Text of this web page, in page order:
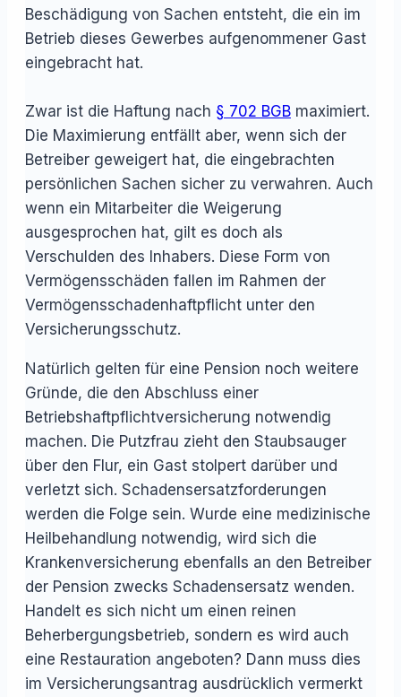
Beschädigung von Sachen entsteht, die ein im
Betrieb dieses Gewerbes aufgenommener Gast
eingebracht hat.
Zwar ist die Haftung nach § 702 BGB maximiert.
Die Maximierung entfällt aber, wenn sich der
Betreiber geweigert hat, die eingebrachten
persönlichen Sachen sicher zu verwahren. Auch
wenn ein Mitarbeiter die Weigerung
ausgesprochen hat, gilt es doch als
Verschulden des Inhabers. Diese Form von
Vermögensschäden fallen im Rahmen der
Vermögensschadenhaftpflicht unter den
Versicherungsschutz.
Natürlich gelten für eine Pension noch weitere
Gründe, die den Abschluss einer
Betriebshaftpflichtversicherung notwendig
machen. Die Putzfrau zieht den Staubsauger
über den Flur, ein Gast stolpert darüber und
verletzt sich. Schadensersatzforderungen
werden die Folge sein. Wurde eine medizinische
Heilbehandlung notwendig, wird sich die
Krankenversicherung ebenfalls an den Betreiber
der Pension zwecks Schadensersatz wenden.
Handelt es sich nicht um einen reinen
Beherbergungsbetrieb, sondern es wird auch
eine Restauration angeboten? Dann muss dies
im Versicherungsantrag ausdrücklich vermerkt